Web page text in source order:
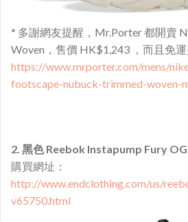
* 多謝網友提醒，Mr.Porter 都開賣
Woven，售價 HK$1,243 ，而且免運
https://www.mrporter.com/mens/
footscape-nubuck-trimmed-woven-
2. 黑色 Reebok Instapump Fury OG
購買網址：
http://www.endclothing.com/us/
v65750.html